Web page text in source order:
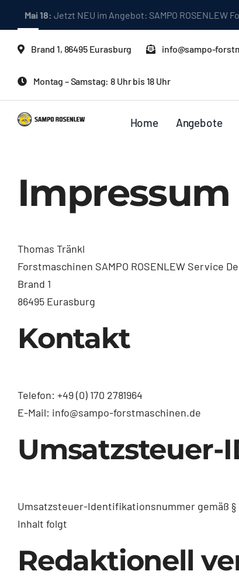
content
Mai 18: Jetzt NEU im Angebot: SAMPO ROSENLEW
Brand 1, 86495 Eurasburg info@sampo-
Montag – Samstag: 8 Uhr bis 18 Uhr
Home Angebote
Impressum
Thomas Tränkl
Forstmaschinen SAMPO ROSENLEW Service
Brand 1
86495 Eurasburg
Kontakt
Telefon: +49 (0) 170 2781964
E-Mail: info@sampo-forstmaschinen.de
Umsatzsteuer-
Umsatzsteuer-Identifikationsnummer gemäß
Inhalt folgt
Redaktionell